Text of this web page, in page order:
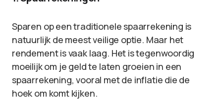
Sparen op een traditionele spaarrekening is
natuurlijk de meest veilige optie. Maar het
rendement is vaak laag. Het is tegenwoordig
moeilijk om je geld te laten groeien in een
spaarrekening, vooral met de inflatie die de
hoek om komt kijken.